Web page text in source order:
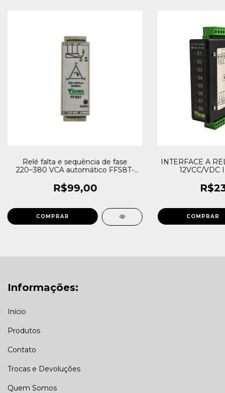
Relé falta e sequência de fase
220~380 VCA automático FFS8T-
R$99,00
INTERFACE A
12VCC/VDC
Informações:
Início
Produtos
Contato
Trocas e Devoluções
Quem Somos